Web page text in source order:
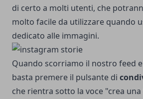
di certo a molti utenti, che
molto facile da utilizzare quando
dedicato alle immagini.
Quando scorriamo il nostro feed
basta premere il pulsante di
che rientra sotto la voce "crea